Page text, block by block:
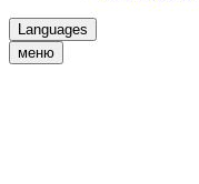
Languages
меню